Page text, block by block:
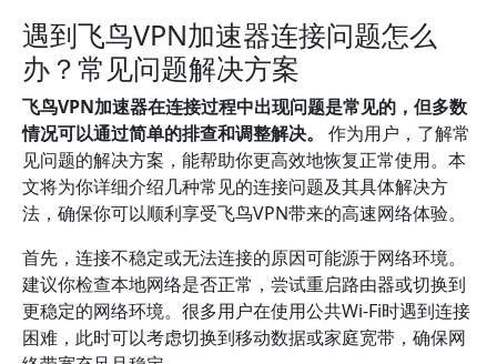
遇到飞鸟VPN加速器连接问题怎么
办？常见问题解决方案
飞鸟VPN加速器在连接过程中出现问题是常见的，但多数
情况可以通过简单的排查和调整解决。
作为用户，了解常
见问题的解决方案，能帮助你更高效地恢复正常使用。本
文将为你详细介绍几种常见的连接问题及其具体解决方
法，确保你可以顺利享受飞鸟VPN带来的高速网络体验。
首先，连接不稳定或无法连接的原因可能源于网络环境。
建议你检查本地网络是否正常，尝试重启路由器或切换到
更稳定的网络环境。很多用户在使用公共Wi-Fi时遇到连接
困难，此时可以考虑切换到移动数据或家庭宽带，确保网